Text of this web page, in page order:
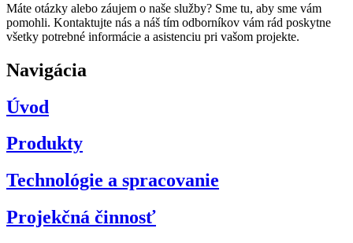
Máte otázky alebo záujem o naše služby? Sme tu, aby sme vám
pomohli. Kontaktujte nás a náš tím odborníkov vám rád poskytne
všetky potrebné informácie a asistenciu pri vašom projekte.
Navigácia
Úvod
Produkty
Technológie a spracovanie
Projekčná činnosť